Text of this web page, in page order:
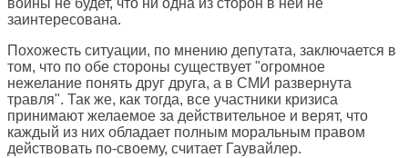
войны не будет, что ни одна из сторон в ней не
заинтересована.
Похожесть ситуации, по мнению депутата, заключается в
том, что по обе стороны существует "огромное
нежелание понять друг друга, а в СМИ развернута
травля". Так же, как тогда, все участники кризиса
принимают желаемое за действительное и верят, что
каждый из них обладает полным моральным правом
действовать по-своему, считает Гаувайлер.